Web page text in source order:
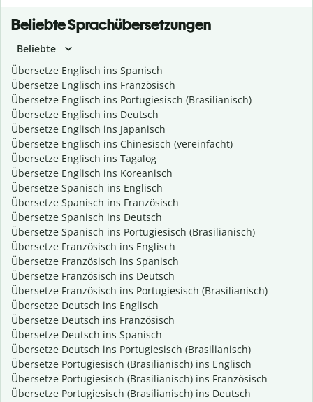
Beliebte Sprachübersetzungen
Beliebte
Übersetze Englisch ins Spanisch
Übersetze Englisch ins Französisch
Übersetze Englisch ins Portugiesisch (Brasilianisch)
Übersetze Englisch ins Deutsch
Übersetze Englisch ins Japanisch
Übersetze Englisch ins Chinesisch (vereinfacht)
Übersetze Englisch ins Tagalog
Übersetze Englisch ins Koreanisch
Übersetze Spanisch ins Englisch
Übersetze Spanisch ins Französisch
Übersetze Spanisch ins Deutsch
Übersetze Spanisch ins Portugiesisch (Brasilianisch)
Übersetze Französisch ins Englisch
Übersetze Französisch ins Spanisch
Übersetze Französisch ins Deutsch
Übersetze Französisch ins Portugiesisch (Brasilianisch)
Übersetze Deutsch ins Englisch
Übersetze Deutsch ins Französisch
Übersetze Deutsch ins Spanisch
Übersetze Deutsch ins Portugiesisch (Brasilianisch)
Übersetze Portugiesisch (Brasilianisch) ins Englisch
Übersetze Portugiesisch (Brasilianisch) ins Französisch
Übersetze Portugiesisch (Brasilianisch) ins Deutsch